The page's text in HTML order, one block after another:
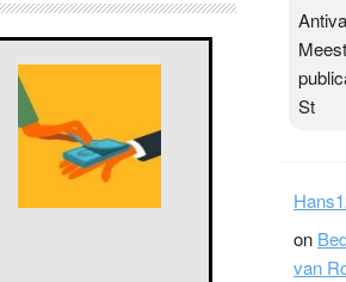
St
on
van